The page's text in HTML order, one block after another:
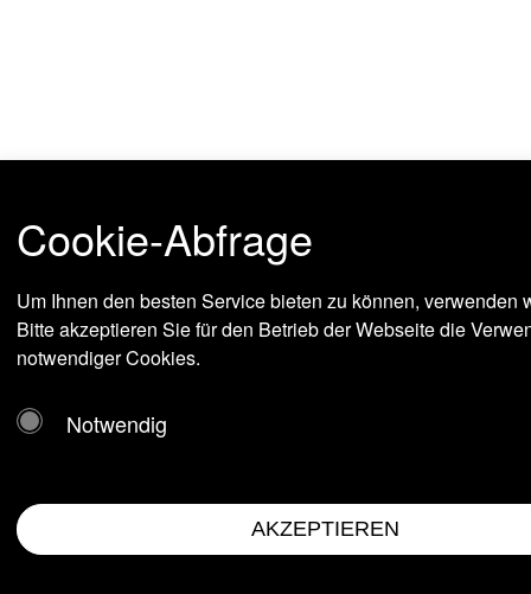
Cookie-Abfrage
Um Ihnen den besten Service bieten zu können, verwenden
Bitte akzeptieren Sie für den Betrieb der Webseite die
notwendiger Cookies.
Notwendig
AKZEPTIEREN